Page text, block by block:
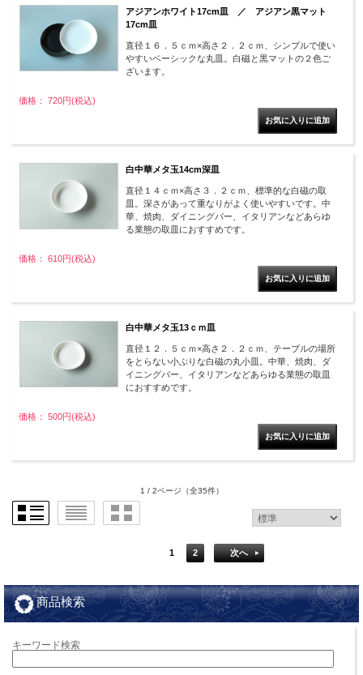
アジアンホワイト17cm皿 ／ アジアン黒マット
17cm皿
直径１６．５ｃｍ×高さ２．２ｃｍ、シンプルで使い
やすいベーシックな丸皿。白磁と黒マットの２色ご
ざいます。
価格： 720円(税込)
白中華メタ玉14cm深皿
直径１４ｃｍ×高さ３．２ｃｍ、標準的な白磁の取
皿。深さがあって重なりがよく使いやすいです。中
華、焼肉、ダイニングバー、イタリアンなどあらゆ
る業態の取皿におすすめです。
価格： 610円(税込)
白中華メタ玉13ｃｍ皿
直径１２．５ｃｍ×高さ２．２ｃｍ、テーブルの場所
をとらない小ぶりな白磁の丸小皿。中華、焼肉、ダ
イニングバー、イタリアンなどあらゆる業態の取皿
におすすめです。
価格： 500円(税込)
1 / 2ページ （全35件）
1 2 次へ
商品検索
キーワード検索